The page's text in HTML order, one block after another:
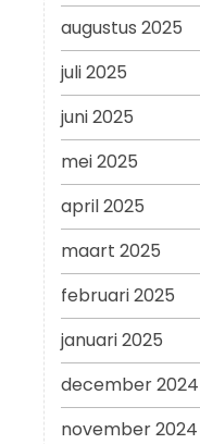
augustus 2025
juli 2025
juni 2025
mei 2025
april 2025
maart 2025
februari 2025
januari 2025
december 2024
november 2024